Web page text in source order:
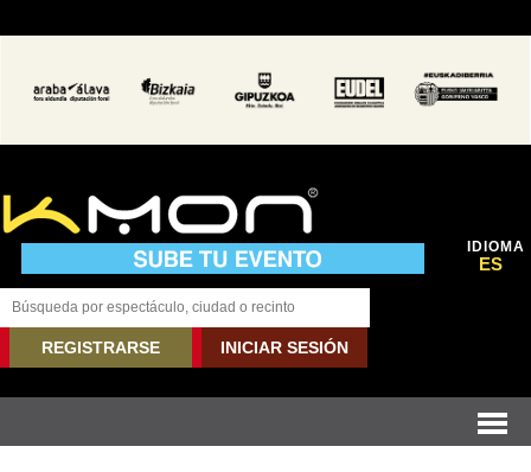
IDIOMA
ES
REGISTRARSE INICIAR SESIÓN